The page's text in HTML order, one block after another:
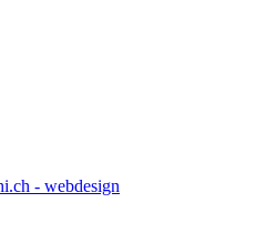
- webdesign